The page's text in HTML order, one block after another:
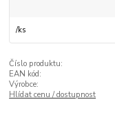
/ks
Číslo produktu:
EAN kód:
Výrobce:
Hlídat cenu / dostupnost